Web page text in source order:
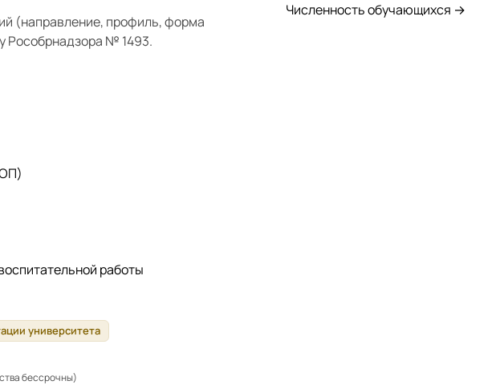
(направление, профиль, форма
Рособрнадзора № 1493.
работы
университета
бессрочны)
Численность обучающихся →